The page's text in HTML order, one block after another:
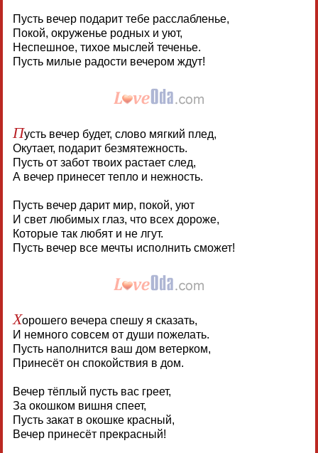
Пусть вечер подарит тебе расслабленье,
Покой, окруженье родных и уют,
Неспешное, тихое мыслей теченье.
Пусть милые радости вечером ждут!
Пусть вечер будет, слово мягкий плед,
Окутает, подарит безмятежность.
Пусть от забот твоих растает след,
А вечер принесет тепло и нежность.
Пусть вечер дарит мир, покой, уют
И свет любимых глаз, что всех дороже,
Которые так любят и не лгут.
Пусть вечер все мечты исполнить сможет!
Хорошего вечера спешу я сказать,
И немного совсем от души пожелать.
Пусть наполнится ваш дом ветерком,
Принесёт он спокойствия в дом.
Вечер тёплый пусть вас греет,
За окошком вишня спеет,
Пусть закат в окошке красный,
Вечер принесёт прекрасный!